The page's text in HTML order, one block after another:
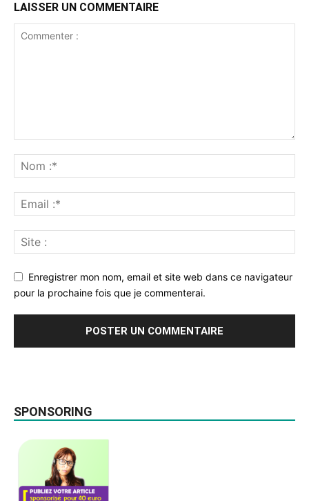
LAISSER UN COMMENTAIRE
Enregistrer mon nom, email et site web dans ce navigateur
pour la prochaine fois que je commenterai.
SPONSORING